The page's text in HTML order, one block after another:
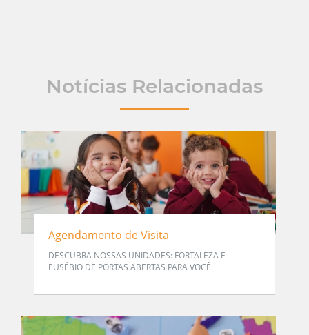
Notícias Relacionadas
Agendamento de Visita
DESCUBRA NOSSAS UNIDADES: FORTALEZA E
EUSÉBIO DE PORTAS ABERTAS PARA VOCÊ